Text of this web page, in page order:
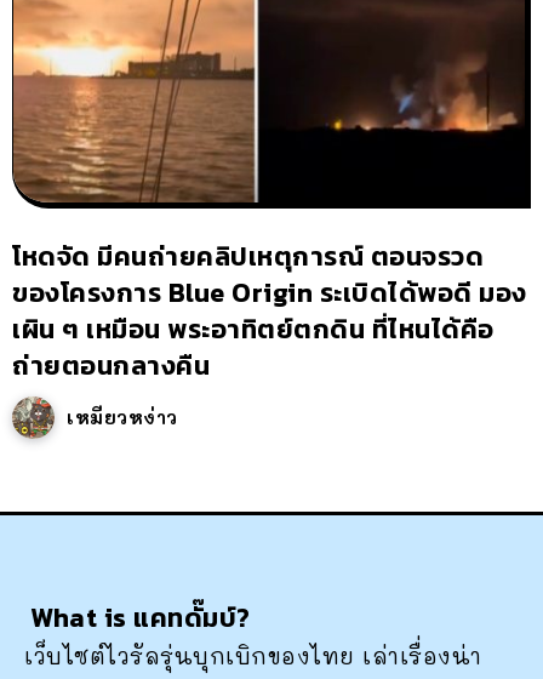
โหดจัด มีคนถ่ายคลิปเหตุการณ์ ตอนจรวด
ของโครงการ Blue Origin ระเบิดได้พอดี มอง
เผิน ๆ เหมือน พระอาทิตย์ตกดิน ที่ไหนได้คือ
ถ่ายตอนกลางคืน
เหมียวหง่าว
What is แคทดั๊มบ์?
เว็บไซต์ไวรัลรุ่นบุกเบิกของไทย เล่าเรื่องน่า